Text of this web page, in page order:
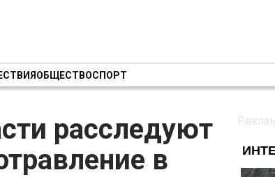
ОБЩЕСТВОСПОРТ
расследуют
в